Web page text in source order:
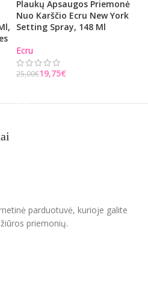
Plaukų Apsaugos Priemonė
Nuo Karščio Ecru New York
Setting Spray, 148 Ml
Ecru
25,00€19,75€
parduotuvė, kurioje galite
priemonių.